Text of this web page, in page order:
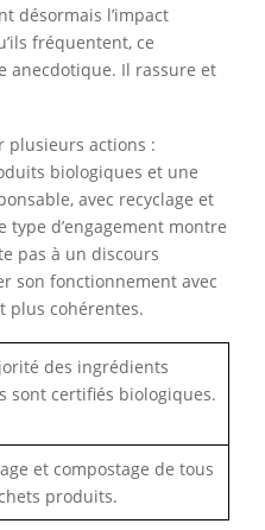
désormais l’impact
fréquentent, ce
anecdotique. Il rassure et
plusieurs actions :
biologiques et une
avec recyclage et
type d’engagement montre
pas à un discours
son fonctionnement avec
plus cohérentes.
des ingrédients
sont certifiés biologiques.
et compostage de tous
produits.